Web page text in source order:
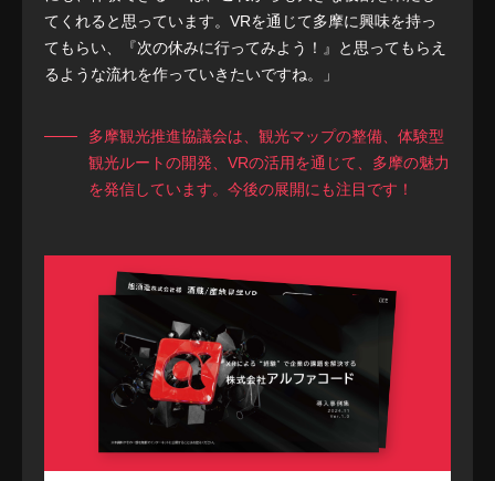
てくれると思っています。VRを通じて多摩に興味を持っ
てもらい、『次の休みに行ってみよう！』と思ってもらえ
るような流れを作っていきたいですね。」
多摩観光推進協議会は、観光マップの整備、体験型
観光ルートの開発、VRの活用を通じて、多摩の魅力
を発信しています。今後の展開にも注目です！